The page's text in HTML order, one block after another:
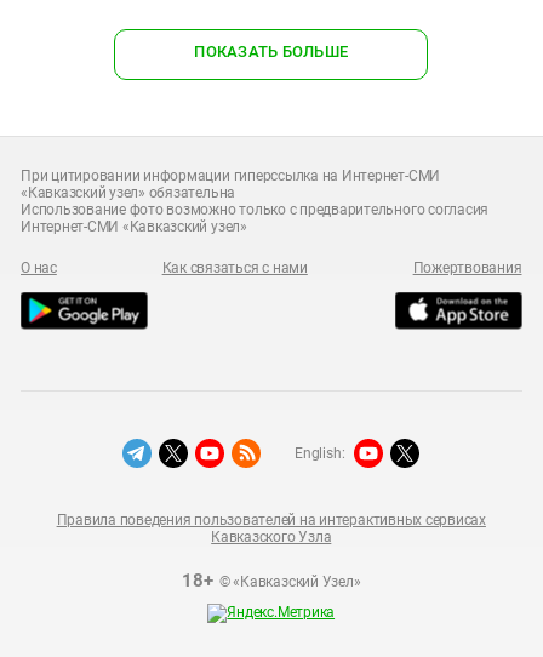
ПОКАЗАТЬ БОЛЬШЕ
При цитировании информации гиперссылка на Интернет-СМИ
«Кавказский узел» обязательна
Использование фото возможно только с предварительного согласия
Интернет-СМИ «Кавказский узел»
О нас Как связаться с нами Пожертвования
18+© «Кавказский Узел»
Правила поведения пользователей на интерактивных сервисах
Кавказского Узла
English: